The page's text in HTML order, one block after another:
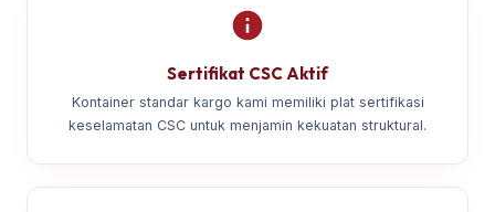
Sertifikat CSC Aktif
Kontainer standar kargo kami memiliki plat sertifikasi
keselamatan CSC untuk menjamin kekuatan struktural.